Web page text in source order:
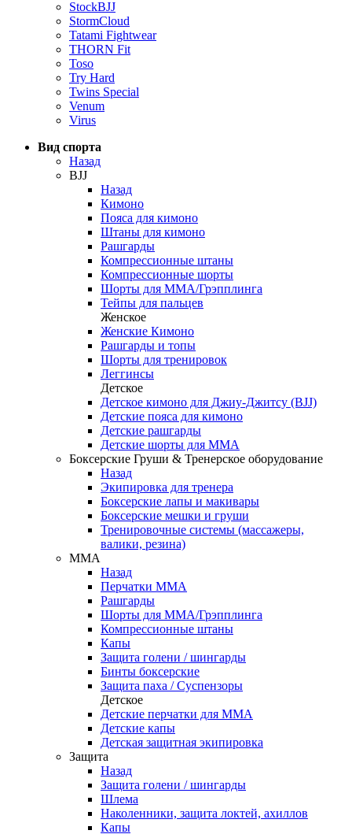
StockBJJ
StormCloud
Tatami Fightwear
THORN Fit
Toso
Try Hard
Twins Special
Venum
Virus
Вид спорта
Назад
BJJ
Назад
Кимоно
Пояса для кимоно
Штаны для кимоно
Рашгарды
Компрессионные штаны
Компрессионные шорты
Шорты для ММА/Грэпплинга
Тейпы для пальцев
Женское
Женские Кимоно
Рашгарды и топы
Шорты для тренировок
Леггинсы
Детское
Детское кимоно для Джиу-Джитсу (BJJ)
Детские пояса для кимоно
Детские рашгарды
Детские шорты для ММА
Боксерские Груши & Тренерское оборудование
Назад
Экипировка для тренера
Боксерские лапы и макивары
Боксерские мешки и груши
Тренировочные системы (массажеры,
валики, резина)
ММА
Назад
Перчатки ММА
Рашгарды
Шорты для ММА/Грэпплинга
Компрессионные штаны
Капы
Защита голени / шингарды
Бинты боксерские
Защита паха / Суспензоры
Детское
Детские перчатки для ММА
Детские капы
Детская защитная экипировка
Защита
Назад
Защита голени / шингарды
Шлема
Наколенники, защита локтей, ахиллов
Капы